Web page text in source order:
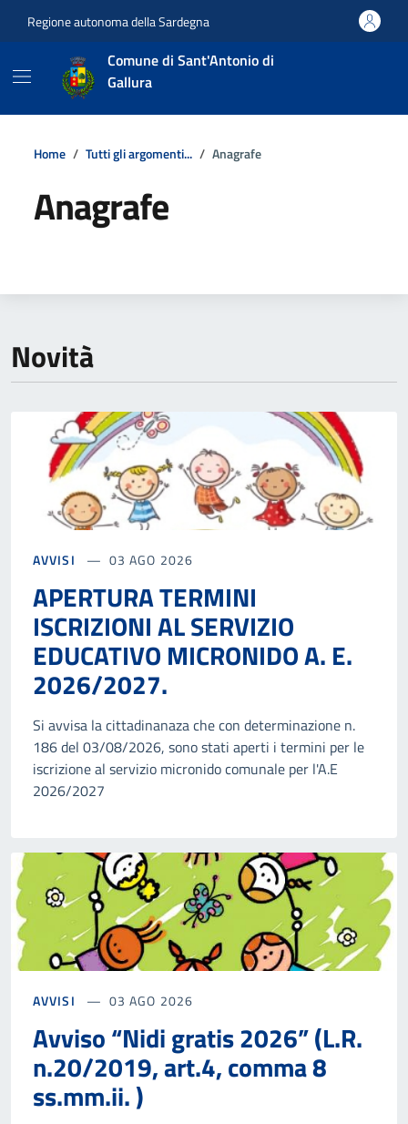
Regione autonoma della Sardegna
Comune di Sant'Antonio di
Gallura
Home Tutti gli argomenti... Anagrafe
Anagrafe
Novità
AVVISI 03 AGO 2026
APERTURA TERMINI
ISCRIZIONI AL SERVIZIO
EDUCATIVO MICRONIDO A. E.
2026/2027.
Si avvisa la cittadinanaza che con determinazione n.
186 del 03/08/2026, sono stati aperti i termini per le
iscrizione al servizio micronido comunale per l'A.E
2026/2027
AVVISI 03 AGO 2026
Avviso “Nidi gratis 2026” (L.R.
n.20/2019, art.4, comma 8
ss.mm.ii. )